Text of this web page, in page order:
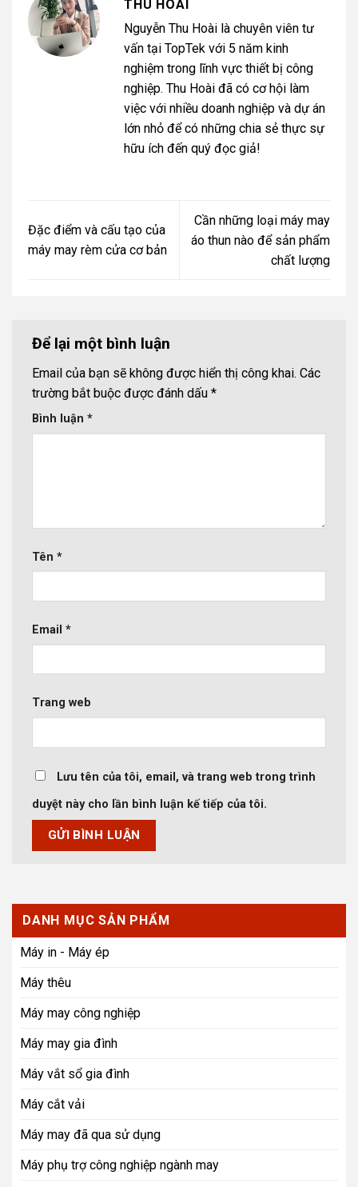
THU HOÀI
Nguyễn Thu Hoài là chuyên viên tư
vấn tại TopTek với 5 năm kinh
nghiệm trong lĩnh vực thiết bị công
nghiệp. Thu Hoài đã có cơ hội làm
việc với nhiều doanh nghiệp và dự án
lớn nhỏ để có những chia sẻ thực sự
hữu ích đến quý đọc giả!
Đặc điểm và cấu tạo của
máy may rèm cửa cơ bản
Cần những loại máy may
áo thun nào để sản phẩm
chất lượng
Để lại một bình luận
Email của bạn sẽ không được hiển thị công khai. Các
trường bắt buộc được đánh dấu *
Bình luận *
Tên *
Email *
Trang web
Lưu tên của tôi, email, và trang web trong trình
duyệt này cho lần bình luận kế tiếp của tôi.
DANH MỤC SẢN PHẨM
Máy in - Máy ép
Máy thêu
Máy may công nghiệp
Máy may gia đình
Máy vắt sổ gia đình
Máy cắt vải
Máy may đã qua sử dụng
Máy phụ trợ công nghiệp ngành may